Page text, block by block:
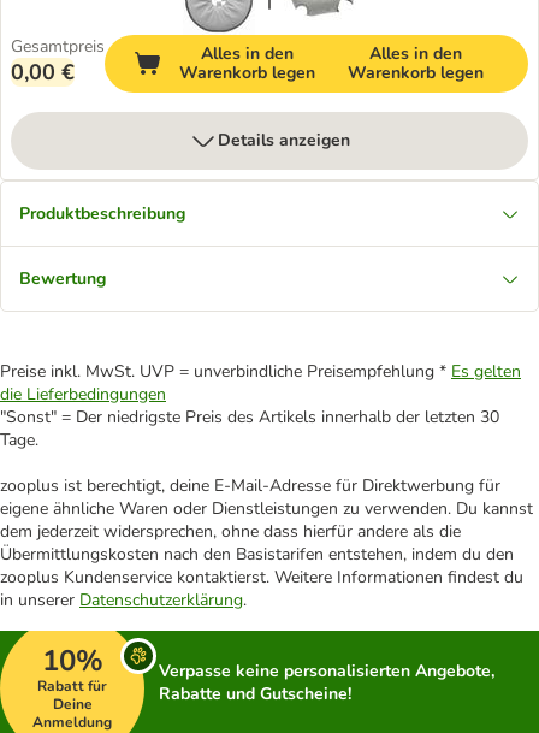
Gesamtpreis
0,00 €
Alles in den
Warenkorb legen
Alles in den
Warenkorb legen
Details anzeigen
Produktbeschreibung
Bewertung
Preise inkl. MwSt. UVP = unverbindliche Preisempfehlung * Es gelten
die Lieferbedingungen
"Sonst" = Der niedrigste Preis des Artikels innerhalb der letzten 30
Tage.
zooplus ist berechtigt, deine E-Mail-Adresse für Direktwerbung für
eigene ähnliche Waren oder Dienstleistungen zu verwenden. Du kannst
dem jederzeit widersprechen, ohne dass hierfür andere als die
Übermittlungskosten nach den Basistarifen entstehen, indem du den
zooplus Kundenservice kontaktierst. Weitere Informationen findest du
in unserer Datenschutzerklärung.
10%
Rabatt für
Deine
Anmeldung
Verpasse keine personalisierten Angebote,
Rabatte und Gutscheine!